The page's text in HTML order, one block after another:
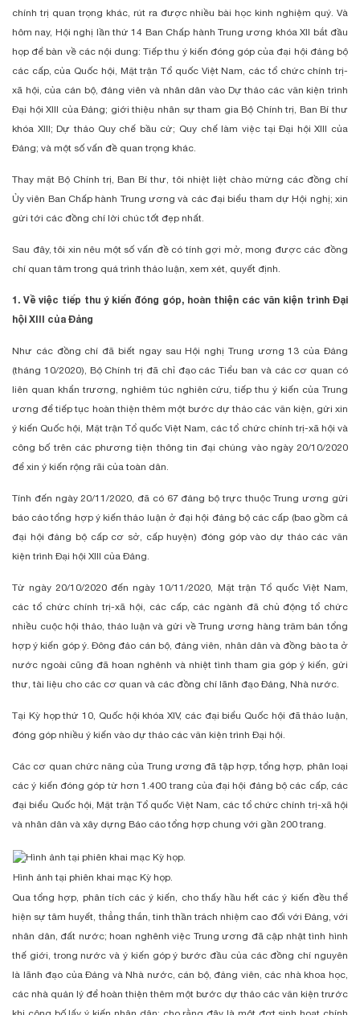
chính trị quan trọng khác, rút ra được nhiều bài học kinh nghiệm quý. Và
hôm nay, Hội nghị lần thứ 14 Ban Chấp hành Trung ương khóa XII bắt đầu
họp để bàn về các nội dung: Tiếp thu ý kiến đóng góp của đại hội đảng bộ
các cấp, của Quốc hội, Mặt trận Tổ quốc Việt Nam, các tổ chức chính trị-
xã hội, của cán bộ, đảng viên và nhân dân vào Dự thảo các văn kiện trình
Đại hội XIII của Đảng; giới thiệu nhân sự tham gia Bộ Chính trị, Ban Bí thư
khóa XIII; Dự thảo Quy chế bầu cử; Quy chế làm việc tại Đại hội XIII của
Đảng; và một số vấn đề quan trọng khác.
Thay mặt Bộ Chính trị, Ban Bí thư, tôi nhiệt liệt chào mừng các đồng chí
Ủy viên Ban Chấp hành Trung ương và các đại biểu tham dự Hội nghị; xin
gửi tới các đồng chí lời chúc tốt đẹp nhất.
Sau đây, tôi xin nêu một số vấn đề có tính gợi mở, mong được các đồng
chí quan tâm trong quá trình thảo luận, xem xét, quyết định.
1. Về việc tiếp thu ý kiến đóng góp, hoàn thiện các văn kiện trình Đại
hội XIII của Đảng
Như các đồng chí đã biết ngay sau Hội nghị Trung ương 13 của Đảng
(tháng 10/2020), Bộ Chính trị đã chỉ đạo các Tiểu ban và các cơ quan có
liên quan khẩn trương, nghiêm túc nghiên cứu, tiếp thu ý kiến của Trung
ương để tiếp tục hoàn thiện thêm một bước dự thảo các văn kiện, gửi xin
ý kiến Quốc hội, Mặt trận Tổ quốc Việt Nam, các tổ chức chính trị-xã hội và
công bố trên các phương tiện thông tin đại chúng vào ngày 20/10/2020
để xin ý kiến rộng rãi của toàn dân.
Tính đến ngày 20/11/2020, đã có 67 đảng bộ trực thuộc Trung ương gửi
báo cáo tổng hợp ý kiến thảo luận ở đại hội đảng bộ các cấp (bao gồm cả
đại hội đảng bộ cấp cơ sở, cấp huyện) đóng góp vào dự thảo các văn
kiện trình Đại hội XIII của Đảng.
Từ ngày 20/10/2020 đến ngày 10/11/2020, Mặt trận Tổ quốc Việt Nam,
các tổ chức chính trị-xã hội, các cấp, các ngành đã chủ động tổ chức
nhiều cuộc hội thảo, thảo luận và gửi về Trung ương hàng trăm bản tổng
hợp ý kiến góp ý. Đông đảo cán bộ, đảng viên, nhân dân và đồng bào ta ở
nước ngoài cũng đã hoan nghênh và nhiệt tình tham gia góp ý kiến, gửi
thư, tài liệu cho các cơ quan và các đồng chí lãnh đạo Đảng, Nhà nước.
Tại Kỳ họp thứ 10, Quốc hội khóa XIV, các đại biểu Quốc hội đã thảo luận,
đóng góp nhiều ý kiến vào dự thảo các văn kiện trình Đại hội.
Các cơ quan chức năng của Trung ương đã tập hợp, tổng hợp, phân loại
các ý kiến đóng góp từ hơn 1.400 trang của đại hội đảng bộ các cấp, các
đại biểu Quốc hội, Mặt trận Tổ quốc Việt Nam, các tổ chức chính trị-xã hội
và nhân dân và xây dựng Báo cáo tổng hợp chung với gần 200 trang.
Hình ảnh tại phiên khai mạc Kỳ họp.
Qua tổng hợp, phân tích các ý kiến, cho thấy hầu hết các ý kiến đều thể
hiện sự tâm huyết, thẳng thắn, tinh thần trách nhiệm cao đối với Đảng, với
nhân dân, đất nước; hoan nghênh việc Trung ương đã cập nhật tình hình
thế giới, trong nước và ý kiến góp ý bước đầu của các đồng chí nguyên
là lãnh đạo của Đảng và Nhà nước, cán bộ, đảng viên, các nhà khoa học,
các nhà quản lý để hoàn thiện thêm một bước dự thảo các văn kiện trước